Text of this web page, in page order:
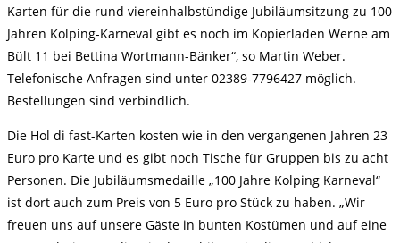
Karten für die rund viereinhalbstündige Jubiläumsitzung zu 100
Jahren Kolping-Karneval gibt es noch im Kopierladen Werne am
Bült 11 bei Bettina Wortmann-Bänker“, so Martin Weber.
Telefonische Anfragen sind unter 02389-7796427 möglich.
Bestellungen sind verbindlich.
Die Hol di fast-Karten kosten wie in den vergangenen Jahren 23
Euro pro Karte und es gibt noch Tische für Gruppen bis zu acht
Personen. Die Jubiläumsmedaille „100 Jahre Kolping Karneval“
ist dort auch zum Preis von 5 Euro pro Stück zu haben. „Wir
freuen uns auf unsere Gäste in bunten Kostümen und auf eine